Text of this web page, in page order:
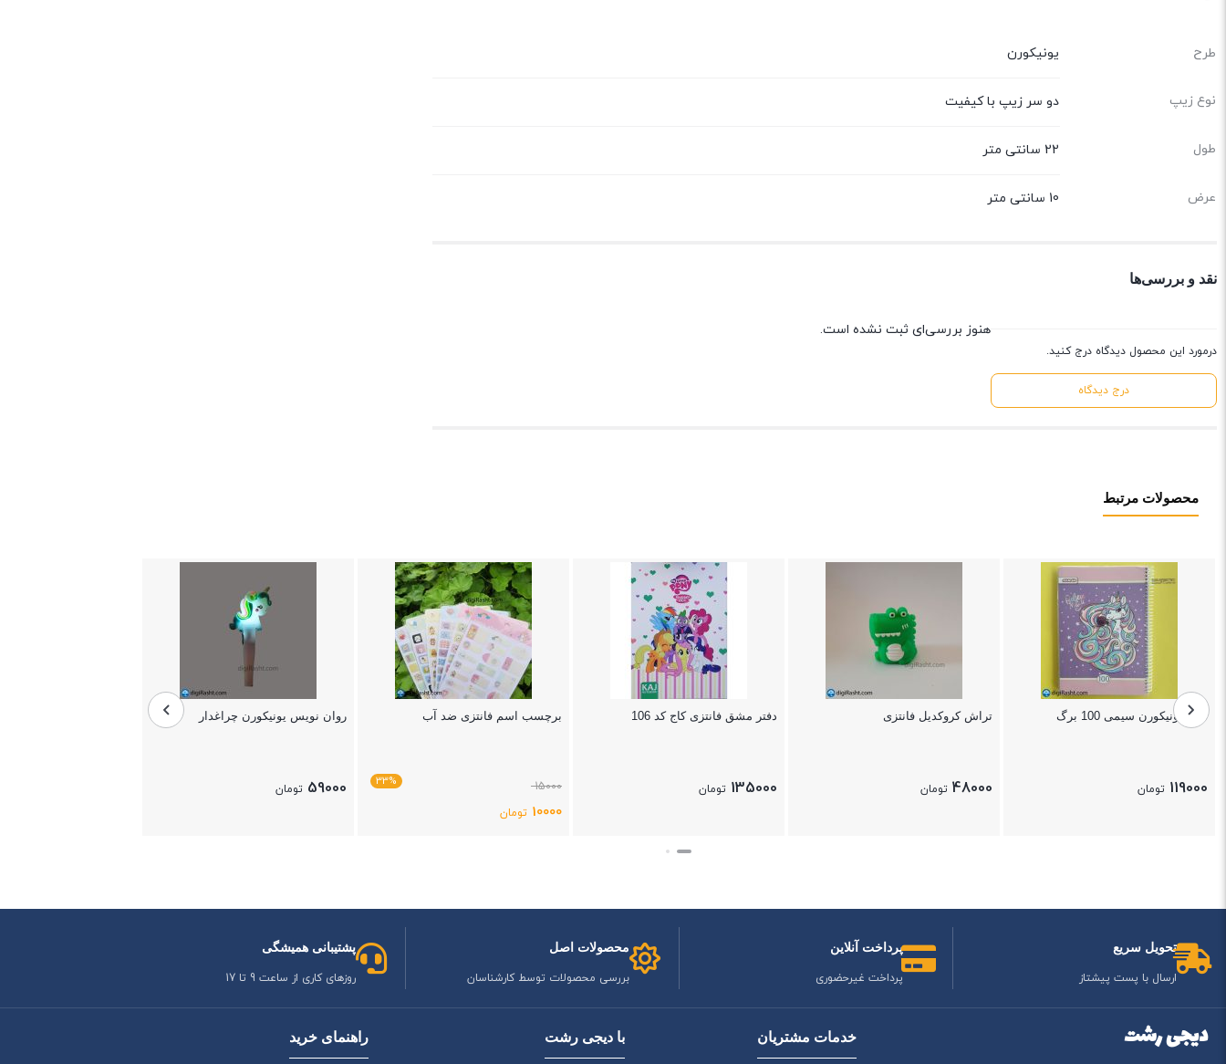
طرح یونیکورن
نوع زیپ دو سر زیپ با کیفیت
طول 22 سانتی متر
عرض 10 سانتی متر
نقد و بررسی‌ها
درمورد این محصول دیدگاه درج کنید.
درج دیدگاه
هنوز بررسی‌ای ثبت نشده است.
محصولات مرتبط
دفتر یونیکورن سیمی 100 برگ
119000 تومان
تراش کروکدیل فانتزی
48000 تومان
دفتر مشق فانتزی کاج کد 106
135000 تومان
برچسب اسم فانتزی ضد آب
33% 15000
10000 تومان
روان نویس یونیکورن چراغدار
59000 تومان
تحویل سریع
ارسال با پست پیشتاز
پرداخت آنلاین
پرداخت غیرحضوری
محصولات اصل
بررسی محصولات توسط کارشناسان
پشتیبانی همیشگی
روزهای کاری از ساعت 9 تا 17
دیجی رشت خدمات مشتریان با دیجی رشت راهنمای خرید